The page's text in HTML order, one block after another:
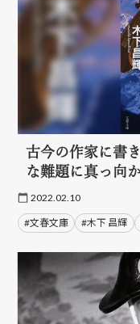
古今の作家に書
な難題に真っ向
2022.02.10
#文春文庫 #木下 昌輝